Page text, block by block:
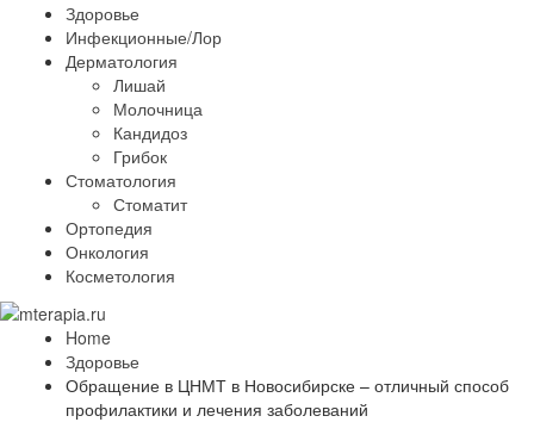
Здоровье
Инфекционные/Лор
Дерматология
Лишай
Молочница
Кандидоз
Грибок
Стоматология
Стоматит
Ортопедия
Онкология
Косметология
Home
Здоровье
Обращение в ЦНМТ в Новосибирске – отличный способ
профилактики и лечения заболеваний